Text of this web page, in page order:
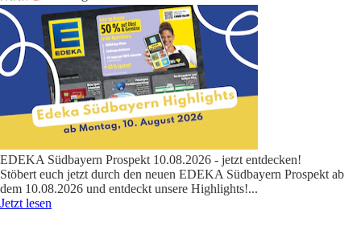
EDEKA Südbayern Prospekt 10.08.2026 - jetzt entdecken!
Stöbert euch jetzt durch den neuen EDEKA Südbayern Prospekt ab
dem 10.08.2026 und entdeckt unsere Highlights!...
Jetzt lesen